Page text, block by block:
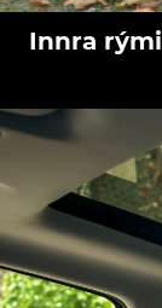
Innra rými